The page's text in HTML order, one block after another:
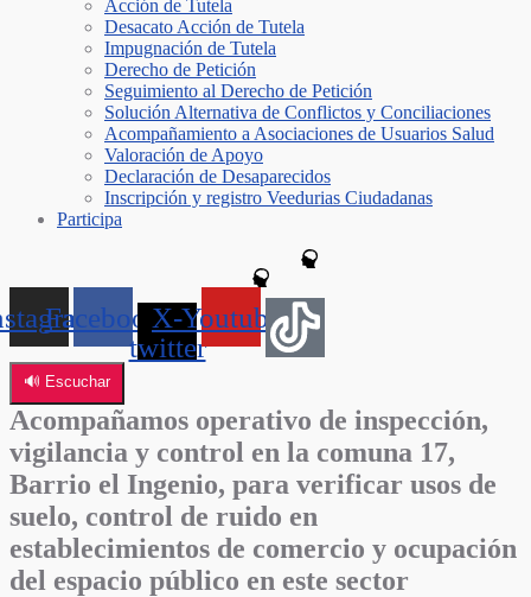
Acción de Tutela
Desacato Acción de Tutela
Impugnación de Tutela
Derecho de Petición
Seguimiento al Derecho de Petición
Solución Alternativa de Conflictos y Conciliaciones
Acompañamiento a Asociaciones de Usuarios Salud
Valoración de Apoyo
Declaración de Desaparecidos
Inscripción y registro Veedurias Ciudadanas
Participa
FacebookX-
twitter
Youtube
🔊 Escuchar
Acompañamos operativo de inspección,
vigilancia y control en la comuna 17,
Barrio el Ingenio, para verificar usos de
suelo, control de ruido en
establecimientos de comercio y ocupación
del espacio público en este sector